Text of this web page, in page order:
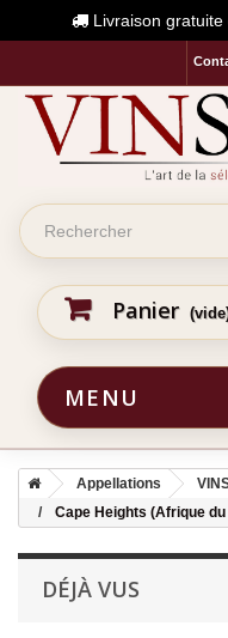
Livraison gratuite
Panier
MENU
Appellations
Cape Heights (Afrique du
DÉJÀ VUS